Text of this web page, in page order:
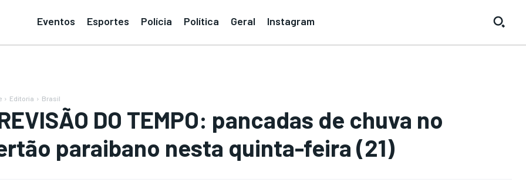
Eventos Esportes Polícia Política Geral Instagram
Editoria Brasil
DO TEMPO: pancadas de chuva no
paraibano nesta quinta-feira (21)